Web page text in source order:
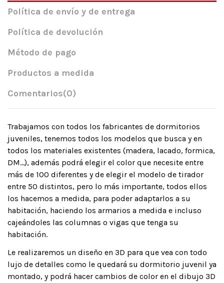
Política de envío y de entrega
Política de devolución
Método de pago
Productos a medida
Comentarios(0)
Trabajamos con todos los fabricantes de dormitorios
juveniles, tenemos todos los modelos que busca y en
todos los materiales existentes (madera, lacado, formica,
DM…), además podrá elegir el color que necesite entre
más de 100 diferentes y de elegir el modelo de tirador
entre 50 distintos, pero lo más importante, todos ellos
los hacemos a medida, para poder adaptarlos a su
habitación, haciendo los armarios a medida e incluso
cajeándoles las columnas o vigas que tenga su
habitación.
Le realizaremos un diseño en 3D para que vea con todo
lujo de detalles como le quedará su dormitorio juvenil ya
montado, y podrá hacer cambios de color en el dibujo 3D